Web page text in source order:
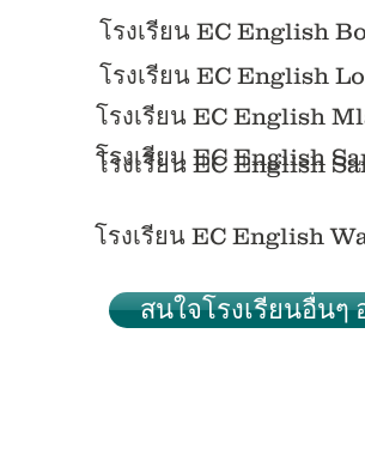
โรงเรียน EC English
โรงเรียน EC English
โรงเรียน EC English
โรงเรียน EC English
โรงเรียน EC English
โรงเรียน EC English
สนใจโรงเรียนอื่น